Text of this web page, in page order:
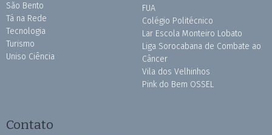
São Bento
Tá na Rede
Tecnologia
Turismo
Uniso Ciência
FUA
Colégio Politécnico
Lar Escola Monteiro Lobato
Liga Sorocabana de Combate ao
Câncer
Vila dos Velhinhos
Pink do Bem OSSEL
Contato